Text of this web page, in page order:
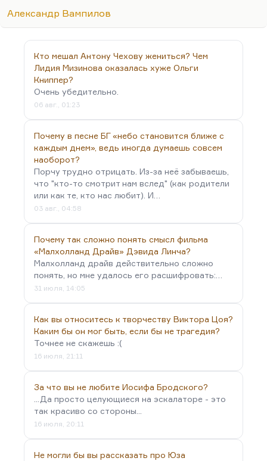
«Старший сын» — это гениально.
Александр Вампилов
Кто мешал Антону Чехову жениться? Чем
Лидия Мизинова оказалась хуже Ольги
Книппер?
Очень убедительно.
06 авг., 01:23
Почему в песне БГ «небо становится ближе с
каждым днем», ведь иногда думаешь совсем
наоборот?
Порчу трудно отрицать. Из-за неё забываешь,
что "кто-то смотрит нам вслед" (как родители
или как те, кто нас любит). И…
03 авг., 04:58
Почему так сложно понять смысл фильма
«Малхолланд Драйв» Дэвида Линча?
Малхолланд драйв действительно сложно
понять, но мне удалось его расшифровать:…
31 июля, 14:05
Как вы относитесь к творчеству Виктора Цоя?
Каким бы он мог быть, если бы не трагедия?
Точнее не скажешь :(
16 июля, 21:11
За что вы не любите Иосифа Бродского?
...Да просто целующиеся на эскалаторе - это
так красиво со стороны...
16 июля, 20:11
Не могли бы вы рассказать про Юза